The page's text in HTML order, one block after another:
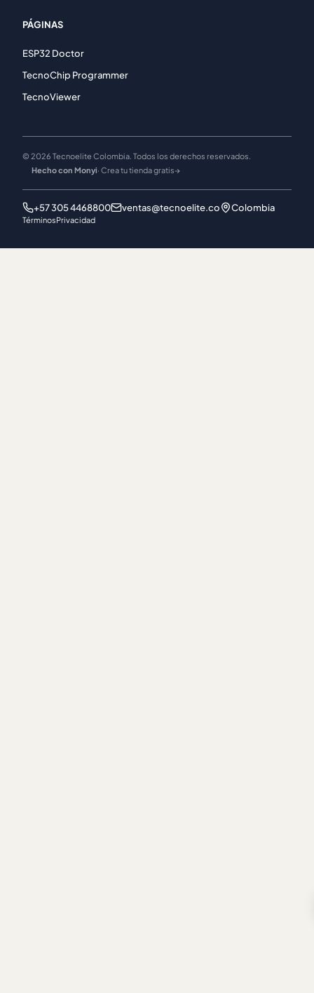
PÁGINAS
ESP32 Doctor
TecnoChip Programmer
TecnoViewer
© 2026 Tecnoelite Colombia. Todos los derechos reservados.
Hecho con Monyi· Crea tu tienda gratis→
+57 305 4468800 ventas@tecnoelite.co Colombia
TérminosPrivacidad